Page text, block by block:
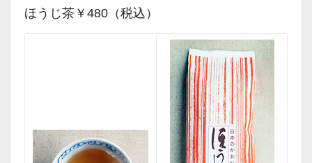
ほうじ茶￥480（税込）